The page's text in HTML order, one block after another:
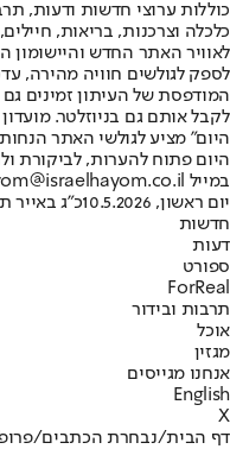
כוללות ערוצי חדשות ודעות,
לאוויר האתר החדש
לספק לגולשים חוויה מהירה,
המודפסת של העיתון זמינים
לקבל אותם גם בניוזלטר.
היום" מציע לגולשי האתר
היום פתוח להערות, לביקורת
במייל hayom@israelhayom.co.il.
יום ראשון, 10.5.2026
כ"ג באייר
חדשות
דעות
ספורט
ForReal
תרבות ובידור
אוכל
מגזין
אנחנו מגייסים
English
X
דף הבית/נבחרת הכתבים/